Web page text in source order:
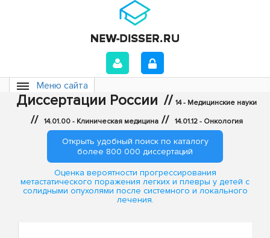
Меню сайта
Диссертации России // 14 - Медицинские науки
// 14.01.00 - Клиническая медицина // 14.01.12 - Онкология
Открыть удобный поиск по каталогу
более 800 000 диссертаций
Оценка вероятности прогрессирования
метастатического поражения легких и плевры у детей с
солидными опухолями после системного и локального
лечения.